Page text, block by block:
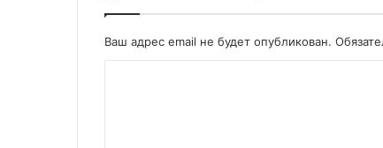
Ваш адрес email не будет опубликован.